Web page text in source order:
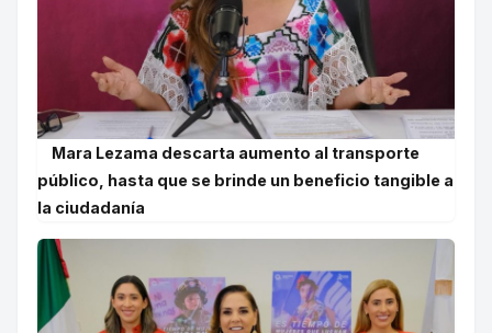
Mara Lezama descarta aumento al transporte
público, hasta que se brinde un beneficio tangible a
la ciudadanía